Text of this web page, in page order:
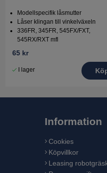
Modellspecifik låsmutter
Låser klingan till vinkelväxeln
336FR, 345FR, 545FX/FXT,
545RX/RXT mfl
65 kr
I lager
Information
Cookies
Köpvillkor
Leasing